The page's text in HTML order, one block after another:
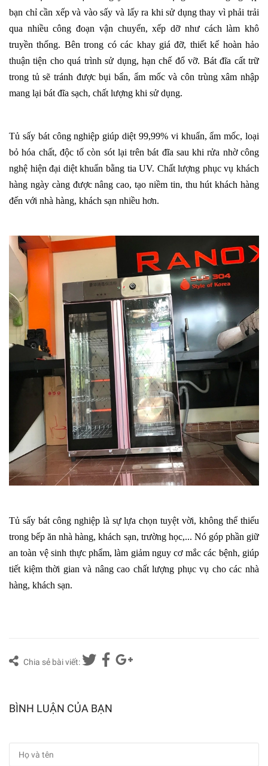
bạn chỉ cần xếp và vào sấy và lấy ra khi sử dụng thay vì phải trải
qua nhiều công đoạn vận chuyển, xếp dỡ như cách làm khô
truyền thống. Bên trong có các khay giá đỡ, thiết kế hoàn hảo
thuận tiện cho quá trình sử dụng, hạn chế đổ vỡ. Bát đĩa cất trữ
trong tủ sẽ tránh được bụi bẩn, ẩm mốc và côn trùng xâm nhập
mang lại bát đĩa sạch, chất lượng khi sử dụng.
Tủ sấy bátcông nghiệp giúp diệt 99,99% vi khuẩn, ẩm mốc, loại
bỏ hóa chất, độc tố còn sót lại trên bát đĩa sau khi rửa nhờ công
nghệ hiện đại diệt khuẩn bằng tia UV. Chất lượng phục vụ khách
hàng ngày càng được nâng cao, tạo niềm tin, thu hút khách hàng
đến với nhà hàng, khách sạn nhiều hơn.
Tủ sấy bát công nghiệp là sự lựa chọn tuyệt vời, không thể thiếu
trong bếp ăn nhà hàng, khách sạn, trường học,... Nó góp phần giữ
an toàn vệ sinh thực phẩm, làm giảm nguy cơ mắc các bệnh, giúp
tiết kiệm thời gian và nâng cao chất lượng phục vụ cho các nhà
hàng, khách sạn.
Chia sẻ bài viết:
BÌNH LUẬN CỦA BẠN